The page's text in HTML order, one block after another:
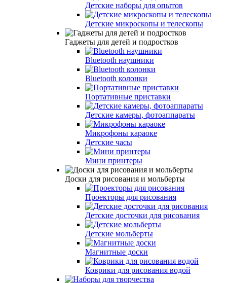
Детские наборы для опытов
Детские микроскопы и телескопы
Гаджеты для детей и подростков
Bluetooth наушники
Bluetooth колонки
Портативные приставки
Детские камеры, фотоаппараты
Микрофоны караоке
Детские часы
Мини принтеры
Доски для рисования и мольберты
Проекторы для рисования
Детские досточки для рисования
Детские мольберты
Магнитные доски
Коврики для рисования водой